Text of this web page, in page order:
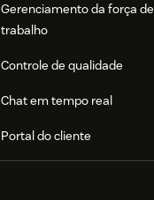
Gerenciamento da força de
trabalho
Controle de qualidade
Chat em tempo real
Portal do cliente